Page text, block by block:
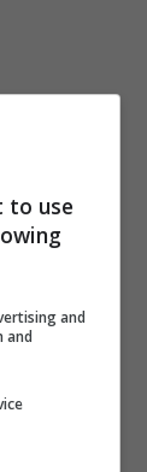
la
di
Inoltre
dietro
siete
to use
and
and